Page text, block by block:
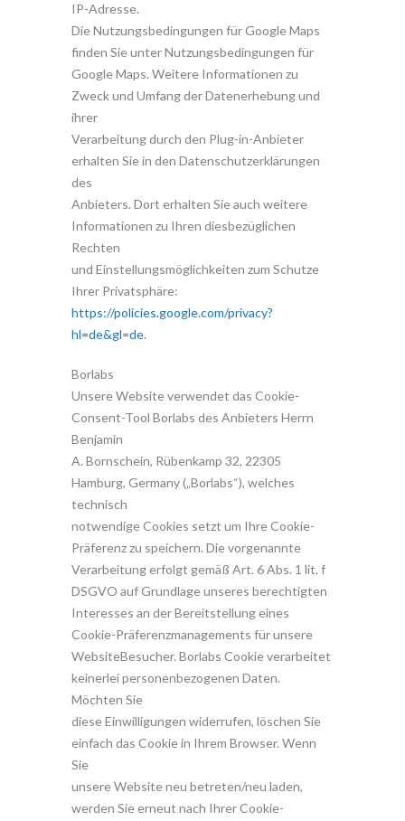
IP-Adresse.
Die Nutzungsbedingungen für Google Maps
finden Sie unter Nutzungsbedingungen für
Google Maps. Weitere Informationen zu
Zweck und Umfang der Datenerhebung und
ihrer
Verarbeitung durch den Plug-in-Anbieter
erhalten Sie in den Datenschutzerklärungen
des
Anbieters. Dort erhalten Sie auch weitere
Informationen zu Ihren diesbezüglichen
Rechten
und Einstellungsmöglichkeiten zum Schutze
Ihrer Privatsphäre:
https://policies.google.com/privacy?
hl=de&gl=de.
Borlabs
Unsere Website verwendet das Cookie-
Consent-Tool Borlabs des Anbieters Herrn
Benjamin
A. Bornschein, Rübenkamp 32, 22305
Hamburg, Germany („Borlabs“), welches
technisch
notwendige Cookies setzt um Ihre Cookie-
Präferenz zu speichern. Die vorgenannte
Verarbeitung erfolgt gemäß Art. 6 Abs. 1 lit. f
DSGVO auf Grundlage unseres berechtigten
Interesses an der Bereitstellung eines
Cookie-Präferenzmanagements für unsere
WebsiteBesucher. Borlabs Cookie verarbeitet
keinerlei personenbezogenen Daten.
Möchten Sie
diese Einwilligungen widerrufen, löschen Sie
einfach das Cookie in Ihrem Browser. Wenn
Sie
unsere Website neu betreten/neu laden,
werden Sie erneut nach Ihrer Cookie-